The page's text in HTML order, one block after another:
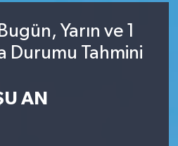
Yarın ve 1
Durumu Tahmini
AN